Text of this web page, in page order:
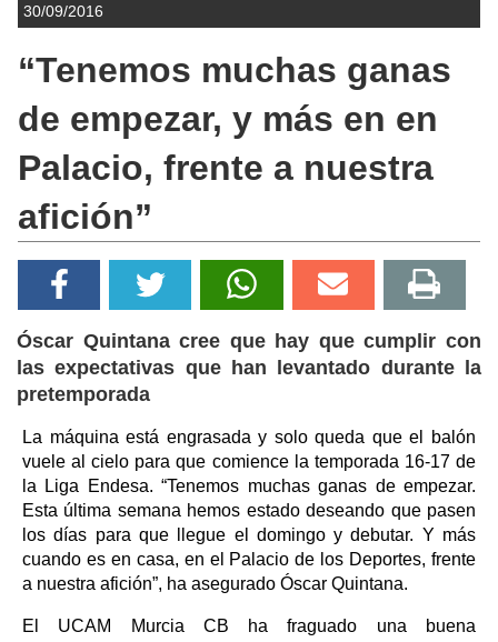
30/09/2016
“Tenemos muchas ganas
de empezar, y más en en
Palacio, frente a nuestra
afición”
Óscar Quintana cree que hay que cumplir con
las expectativas que han levantado durante la
pretemporada
La máquina está engrasada y solo queda que el balón
vuele al cielo para que comience la temporada 16-17 de
la Liga Endesa. “Tenemos muchas ganas de empezar.
Esta última semana hemos estado deseando que pasen
los días para que llegue el domingo y debutar. Y más
cuando es en casa, en el Palacio de los Deportes, frente
a nuestra afición”, ha asegurado Óscar Quintana.
El UCAM Murcia CB ha fraguado una buena